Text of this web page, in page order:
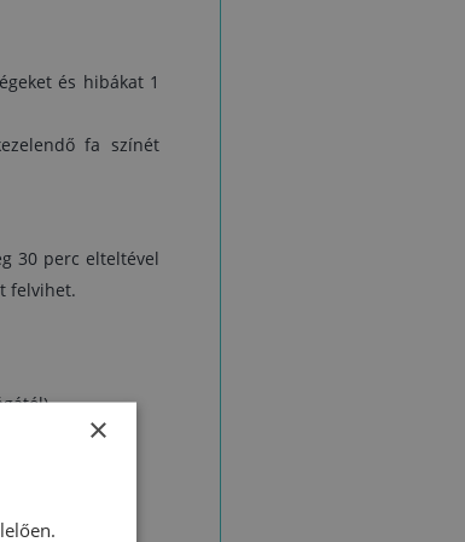
és hibákat 1
fa színét
30 perc elteltével
felvihet.
×